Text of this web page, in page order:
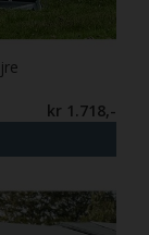
kr 1.718,-